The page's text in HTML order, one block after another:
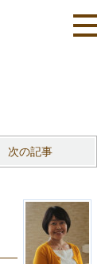
次の記事